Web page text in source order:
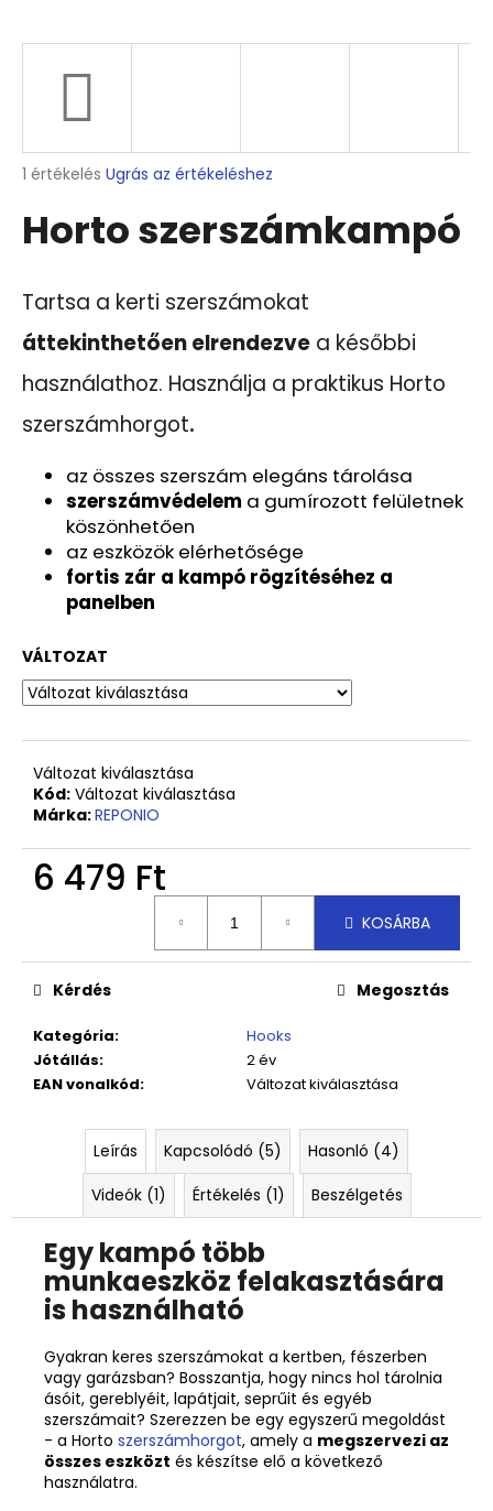
A
átlagos
értékelése
5,0
1 értékelés Ugrás az értékeléshez
Horto szerszámkampó
Tartsa a kerti szerszámokat
áttekinthetően elrendezve a későbbi
használathoz. Használja a praktikus Horto
szerszámhorgot.
az összes szerszám elegáns tárolása
szerszámvédelem a gumírozott felületnek
köszönhetően
az eszközök elérhetősége
fortis zár a kampó rögzítéséhez a
panelben
VÁLTOZAT
Változat kiválasztása
Kód: Változat kiválasztása
Márka:REPONIO
6 479 Ft
KOSÁRBA
Kategória:
Hooks
Jótállás:
2 év
EAN vonalkód: Változat kiválasztása
Kérdés Megosztás
Leírás Kapcsolódó (5)
Hasonló (4)
Videók (1)
Értékelés (1) Beszélgetés
Egy kampó több
munkaeszköz felakasztására
is használható
Gyakran keres szerszámokat a kertben, fészerben
vagy garázsban? Bosszantja, hogy nincs hol tárolnia
ásóit, gereblyéit, lapátjait, seprűit és egyéb
szerszámait? Szerezzen be egy egyszerű megoldást
- a Horto szerszámhorgot, amely a megszervezi az
összes eszközt és készítse elő a következő
használatra.
l
j
u
k
HOLDER
GRAVE
25
479